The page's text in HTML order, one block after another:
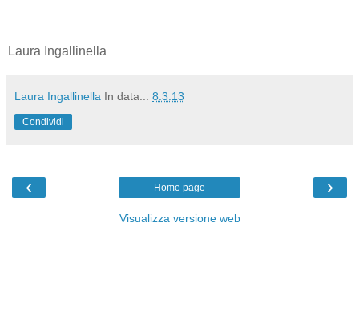
Laura Ingallinella
Laura Ingallinella In data... 8.3.13
Condividi
‹ ›
Home page
Visualizza versione web